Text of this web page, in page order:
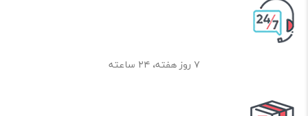
۷ روز هفته، ۲۴ ساعته